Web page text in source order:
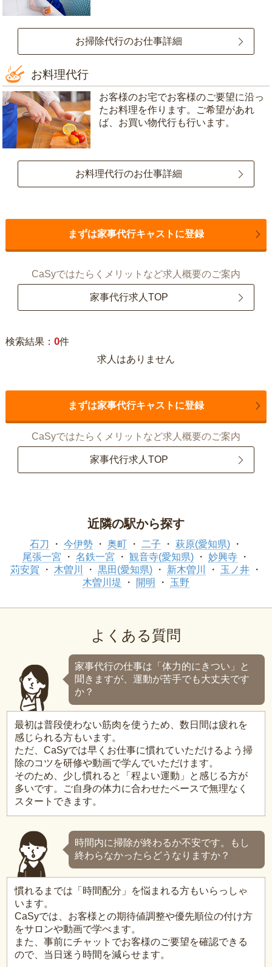
お掃除代行のお仕事詳細
お料理代行
お客様のお宅でお客様のご要望に沿っ
たお料理を作ります。ご希望があれ
ば、お買い物代行も行います。
お料理代行のお仕事詳細
まずは家事代行キャストに登録
CaSyではたらくメリットなど求人概要のご案内
家事代行求人TOP
検索結果： 0件
求人はありません
まずは家事代行キャストに登録
CaSyではたらくメリットなど求人概要のご案内
家事代行求人TOP
近隣の駅から探す
石刀 今伊勢 奥町 二子
萩原(愛知県)
尾張一宮
名鉄一宮 観音寺(愛知県)
妙興寺
苅安賀
木曽川 黒田(愛知県) 新木曽川
玉ノ井
木曽川堤
開明 玉野
よくある質問
家事代行の仕事は「体力的にきつい」と
聞きますが、運動が苦手でも大丈夫です
か？
最初は普段使わない筋肉を使うため、数日間は疲れを
感じられる方もいます。
ただ、CaSyでは早くお仕事に慣れていただけるよう掃
除のコツを研修や動画で学んでいただけます。
そのため、少し慣れると「程よい運動」と感じる方が
多いです。ご自身の体力に合わせたペースで無理なく
スタートできます。
時間内に掃除が終わるか不安です。もし
終わらなかったらどうなりますか？
慣れるまでは「時間配分」を悩まれる方もいらっしゃ
います。
CaSyでは、お客様との期待値調整や優先順位の付け方
をサロンや動画で学べます。
また、事前にチャットでお客様のご要望を確認できる
ので、当日迷う時間を減らせます。